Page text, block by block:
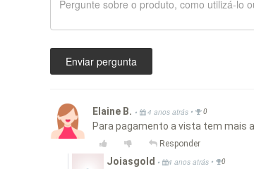
Enviar pergunta
Elaine B. • 4 anos atrás • 0
Para pagamento a vista tem mais
Responder
Joiasgold • 4 anos atrás • 0